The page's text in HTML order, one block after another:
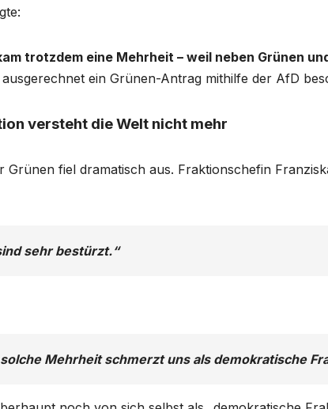
trotzdem eine Mehrheit – weil neben Grünen
ein Grünen-Antrag mithilfe der AfD
versteht die Welt nicht mehr
Grünen fiel dramatisch aus. Fraktionschefin
sehr bestürzt.“
solche Mehrheit schmerzt uns als demokratische